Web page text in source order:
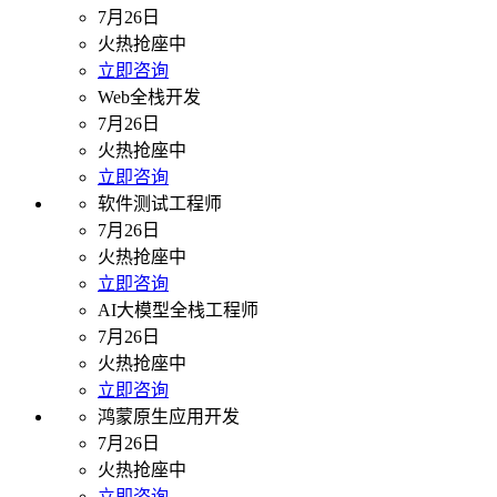
7月26日
火热抢座中
立即咨询
Web全栈开发
7月26日
火热抢座中
立即咨询
软件测试工程师
7月26日
火热抢座中
立即咨询
AI大模型全栈工程师
7月26日
火热抢座中
立即咨询
鸿蒙原生应用开发
7月26日
火热抢座中